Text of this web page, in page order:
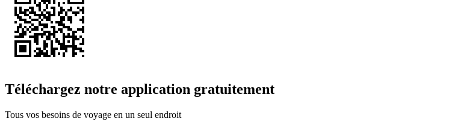
Téléchargez notre application gratuitement
Tous vos besoins de voyage en un seul endroit